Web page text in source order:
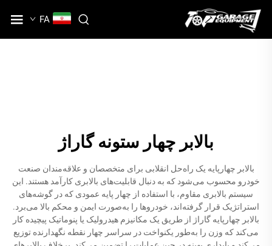
FA
بالابر چهار ستونه گاراژ
بالابر چهارپایه یک راه‌حل انقلابی برای متخصصان و علاقه‌مندان صنعت
خودرو محسوب می‌شود که به دنبال قابلیت‌های بالابری کارآمد هستند. این
سیستم بالابری مقاوم، با استفاده از چهار پایه عمودی که در گوشه‌های
استراتژیک قرار گرفته‌اند، خودروها را به‌صورت ایمن و محکم بالا می‌برد.
بالابر چهارپایه گاراژ از طریق یک مکانیزم هیدرولیک یا پنوماتیک پیچیده کار
می‌کند که وزن را به‌طور یکنواخت در سراسر چهار نقطه نگهدارنده توزیع